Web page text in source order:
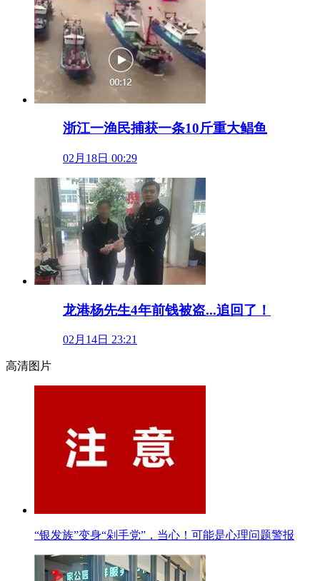
浙江一渔民捕获一条10斤重大鲳鱼
02月18日 00:29
龙港杨先生4年前钱被盗...追回了！
02月14日 23:21
高清图片
“银发族”变身“剁手党”，当心！可能是心理问题警报